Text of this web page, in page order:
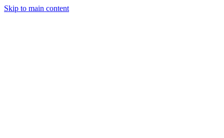
Skip to main content